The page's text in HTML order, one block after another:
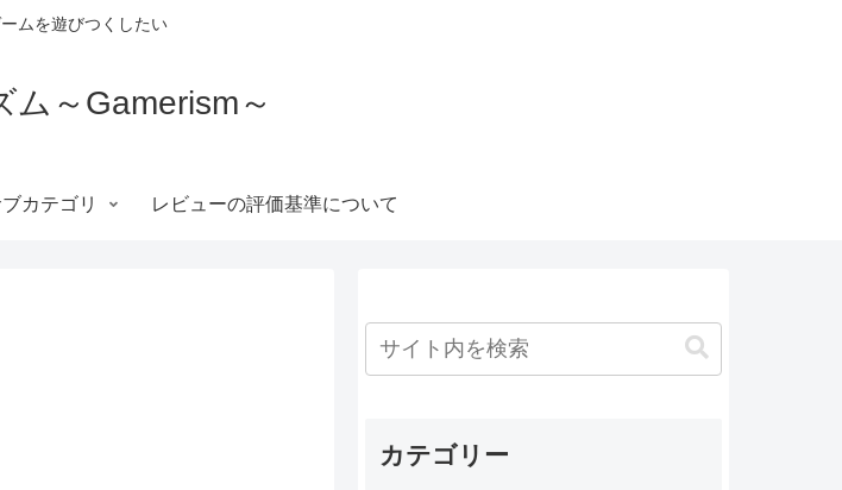
ムを遊びつくしたい
ム～Gamerism～
カテゴリ レビューの評価基準について
カテゴリー